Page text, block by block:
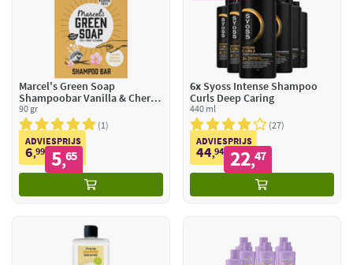
Marcel's Green Soap
Shampoobar Vanilla & Cherry
Blossom
90 gr
1
ADVIESPRIJS
6,99 5,65
6xSyoss Intense Shampoo
Curls Deep Caring
440 ml
27
ADVIESPRIJS
44,94 22,47